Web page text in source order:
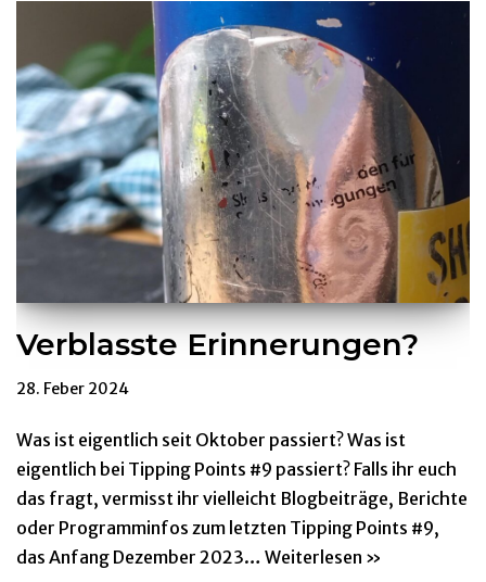
Verblasste Erinnerungen?
28. Feber 2024
Was ist eigentlich seit Oktober passiert? Was ist
eigentlich bei Tipping Points #9 passiert? Falls ihr euch
das fragt, vermisst ihr vielleicht Blogbeiträge, Berichte
oder Programminfos zum letzten Tipping Points #9,
das Anfang Dezember 2023… Weiterlesen »